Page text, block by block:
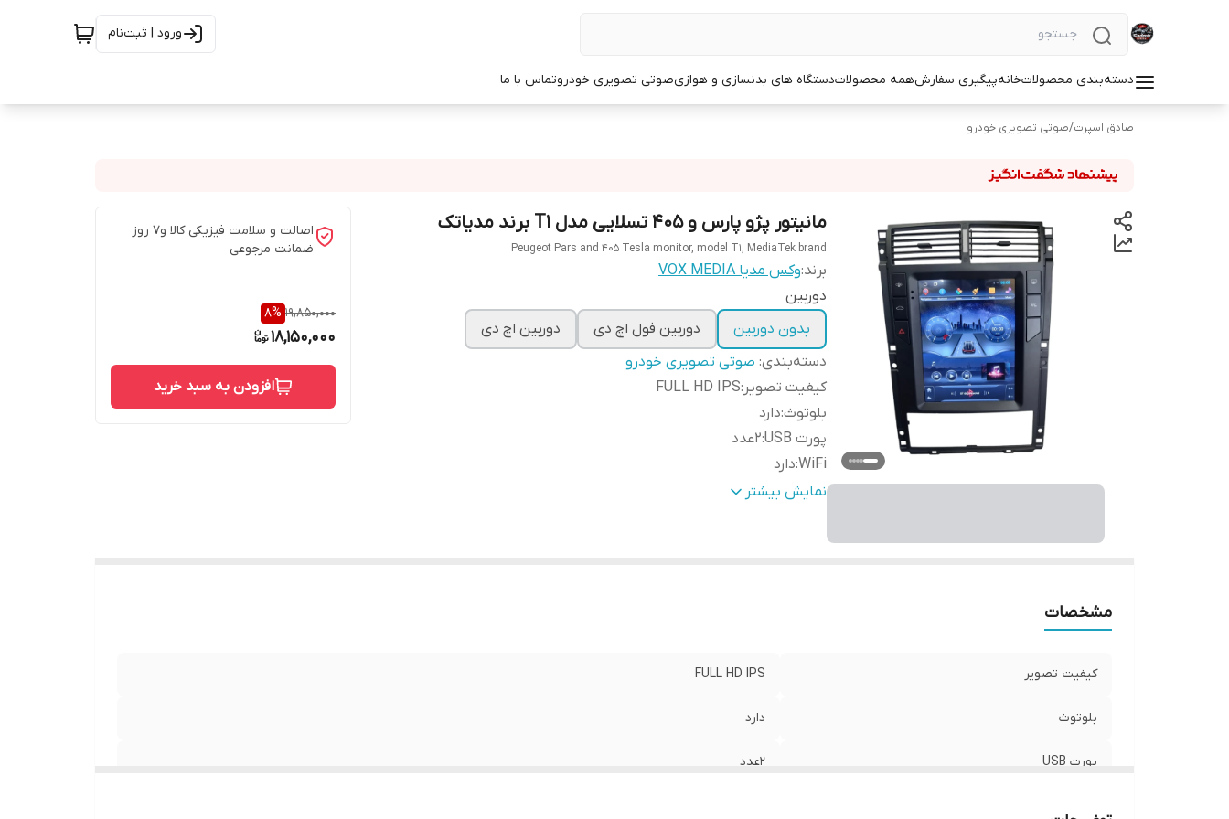
ورود | ثبت‌نام
دسته‌بندی محصولاتخانهپیگیری سفارشهمه محصولاتدستگاه های بدنسازی و هوازیصوتی تصویری خودروتماس با ما
صادق اسپرت/صوتی تصویری خودرو
مانیتور پژو پارس و 405 تسلایی مدل T1 برند مدیاتک
Peugeot Pars and 405 Tesla monitor, model T1, MediaTek brand
برند:وکس مدیا VOX MEDIA
دوربین
بدون دوربین
دوربین فول اچ دی
دوربین اچ دی
دسته‌بندی: صوتی تصویری خودرو
کیفیت تصویر :
FULL HD IPS
بلوتوث:دارد
پورت USB
:2عدد
WiFi
:دارد
رام:2 گیگ
نمایش بیشتر
اصالت و سلامت فیزیکی کالا و7 روز
ضمانت مرجوعی
19,850,000
8%
18,150,000
افزودن به سبد خرید
مشخصات
کیفیت تصویر FULL HD IPS
بلوتوث دارد
پورت USB 2عدد